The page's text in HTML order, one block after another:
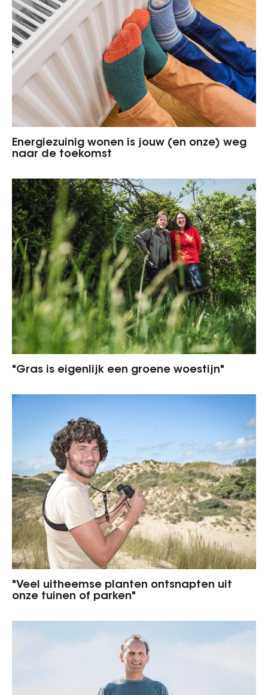
Energiezuinig wonen is jouw (en onze) weg
naar de toekomst
"Gras is eigenlijk een groene woestijn"
"Veel uitheemse planten ontsnapten uit
onze tuinen of parken"